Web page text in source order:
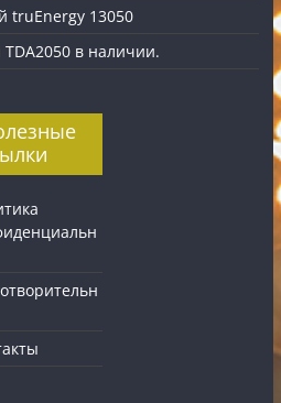
truEnergy 13050
в наличии.